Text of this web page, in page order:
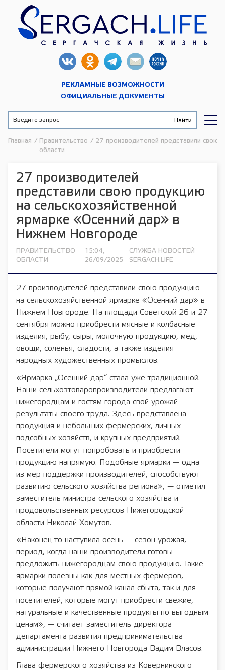
РЕКЛАМНЫЕ ВОЗМОЖНОСТИ
ОФИЦИАЛЬНЫЕ ДОКУМЕНТЫ
Главная /
Правительство
области
/ 27 производителей представили свою
27 производителей
представили свою продукцию
на сельскохозяйственной
ярмарке «Осенний дар» в
Нижнем Новгороде
ПРАВИТЕЛЬСТВО
ОБЛАСТИ
15:04,
26/09/2025
СЛУЖБА НОВОСТЕЙ
SERGACH.LIFE
27 производителей представили свою продукцию
на сельскохозяйственной ярмарке «Осенний дар» в
Нижнем Новгороде. На площади Советской 26 и 27
сентября можно приобрести мясные и колбасные
изделия, рыбу, сыры, молочную продукцию, мед,
овощи, соленья, сладости, а также изделия
народных художественных промыслов.
«Ярмарка „Осенний дар“ стала уже традиционной.
Наши сельхозтоваропроизводители предлагают
нижегородцам и гостям города свой урожай —
результаты своего труда. Здесь представлена
продукция и небольших фермерских, личных
подсобных хозяйств, и крупных предприятий.
Посетители могут попробовать и приобрести
продукцию напрямую. Подобные ярмарки — одна
из мер поддержки производителей, способствуют
развитию сельского хозяйства региона», — отметил
заместитель министра сельского хозяйства и
продовольственных ресурсов Нижегородской
области Николай Хомутов.
«Наконец-то наступила осень — сезон урожая,
период, когда наши производители готовы
предложить нижегородцам свою продукцию. Такие
ярмарки полезны как для местных фермеров,
которые получают прямой канал сбыта, так и для
посетителей, которые могут приобрести свежие,
натуральные и качественные продукты по выгодным
ценам», — считает заместитель директора
департамента развития предпринимательства
администрации Нижнего Новгорода Вадим Власов.
Глава фермерского хозяйства из Ковернинского